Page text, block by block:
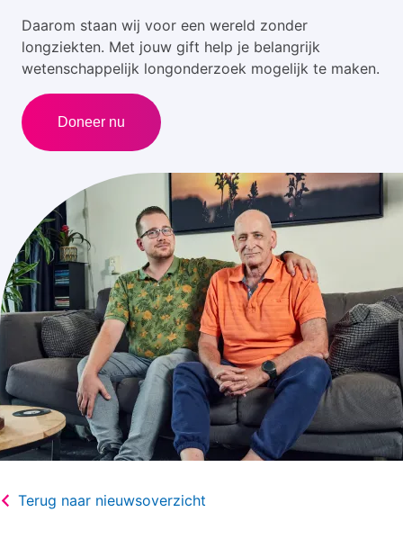
Daarom staan wij voor een wereld zonder
longziekten. Met jouw gift help je belangrijk
wetenschappelijk longonderzoek mogelijk te maken.
Doneer nu
Terug naar nieuwsoverzicht